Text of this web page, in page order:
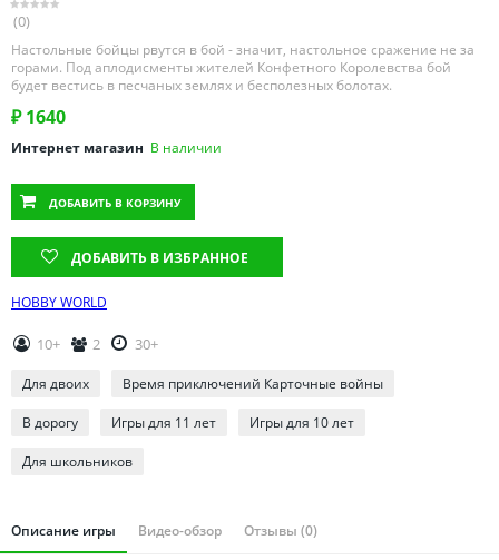
Ставропольский край
Тамбовская область
Татарстан
Тверская область
Томская область
Тюменская область
Удмуртия
(0)
Настольные бойцы рвутся в бой - значит, настольное сражение не за
горами. Под аплодисменты жителей Конфетного Королевства бой
будет вестись в песчаных землях и бесполезных болотах.
₽ 1640
Интернет магазин В наличии
ДОБАВИТЬ В КОРЗИНУ
ДОБАВИТЬ В ИЗБРАННОЕ
HOBBY WORLD
10+ 2 30+
Для двоих Время приключений Карточные войны
В дорогу Игры для 11 лет Игры для 10 лет
Для школьников
Описание игры Видео-обзор Отзывы (0)